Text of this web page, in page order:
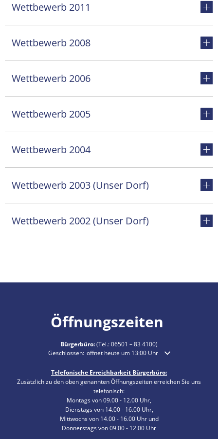
Wettbewerb 2011
Wettbewerb 2008
Wettbewerb 2006
Wettbewerb 2005
Wettbewerb 2004
Wettbewerb 2003 (Unser Dorf)
Wettbewerb 2002 (Unser Dorf)
Öffnungszeiten
Bürgerbüro:(Tel.:06501 – 83 4100)
Klicken, um weitere Öffnungs- oder Schließzeiten
Geschlossen: öffnet heute um 13:00 Uhr
Telefonische Erreichbarkeit Bürgerbüro:
Zusätzlich zu den oben genannten Öffnungszeiten erreichen Sie uns
telefonisch:
Montags von 09.00 - 12.00 Uhr,
Dienstags von 14.00 - 16.00 Uhr,
Mittwochs von 14.00 - 16.00 Uhr und
Donnerstags von 09.00 - 12.00 Uhr